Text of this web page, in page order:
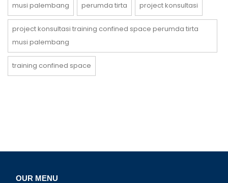
musi palembang perumda tirta project konsultasi
project konsultasi training confined space perumda tirta
musi palembang
training confined space
OUR MENU